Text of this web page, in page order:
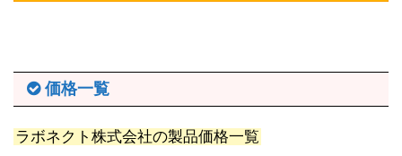
価格一覧
ラボネクト株式会社の製品価格一覧